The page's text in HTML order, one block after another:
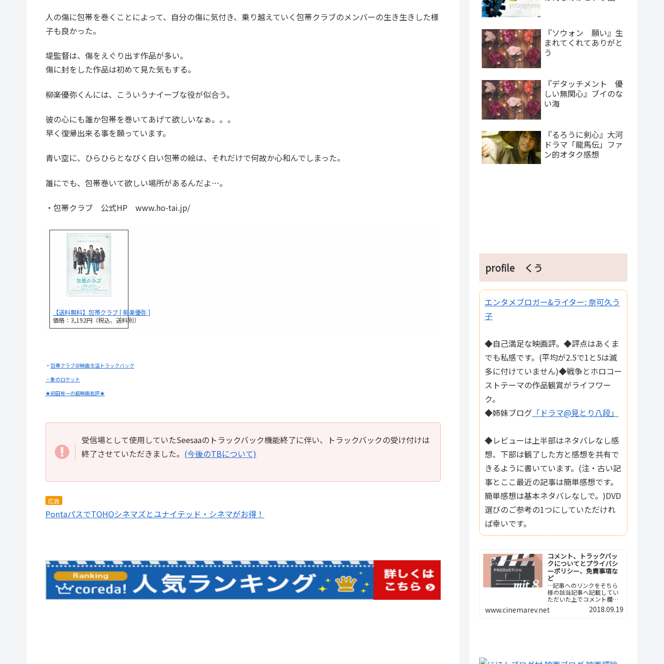
人の傷に包帯を巻くことによって、自分の傷に気付き、乗り越えていく包帯クラブのメンバーの生き生きした様
子も良かった。
堤監督は、傷をえぐり出す作品が多い。
傷に封をした作品は初めて見た気もする。
柳楽優弥くんには、こういうナイーブな役が似合う。
彼の心にも誰か包帯を巻いてあげて欲しいなぁ。。。
早く復帰出来る事を願っています。
青い空に、ひらひらとなびく白い包帯の絵は、それだけで何故か心和んでしまった。
誰にでも、包帯巻いて欲しい場所があるんだよ…。
・包帯クラブ 公式HP www.ho-tai.jp/
【送料無料】包帯クラブ [ 柳楽優弥 ]
価格：3,192円（税込、送料別）
・ 包帯クラブ＠映画生活トラックバック
・象のロケット
★前田有一の超映画批評★
受信場として使用していたSeesaaのトラックバック機能終了に伴い、トラックバックの受け付けは
終了させていただきました。 (今後のTBについて)
広告
PontaパスでTOHOシネマズとユナイテッド・シネマがお得！
『ソウォン 願い』生
まれてくれてありがと
う
『デタッチメント 優
しい無関心』ブイのな
い海
『るろうに剣心』大河
ドラマ「龍馬伝」ファ
ン的オタク感想
profile くう
エンタメブロガー&ライター: 奈可久う
子
◆自己満足な映画評。◆評点はあくま
でも私感です。(平均が2.5で1と5は滅
多に付けていません)◆戦争とホロコー
ストテーマの作品観賞がライフワー
ク。
◆姉妹ブログ 「ドラマ@見とり八段」
◆レビューは上半部はネタバレなし感
想、下部は観了した方と感想を共有で
きるように書いています。(注・古い記
事とここ最近の記事は簡単感想です。
簡単感想は基本ネタバレなしで。)DVD
選びのご参考の1つにしていただけれ
ば幸いです。
コメント、トラックバッ
クについてとプライバシ
ーポリシー、免責事項な
ど
…記事へのリンクをそちら
様の該当記事へ記載してい
ただいた上でコメント欄へ
ご報告下さい。つまり、今
後は記事間の相互リンクと
www.cinemarev.net 2018.09.19